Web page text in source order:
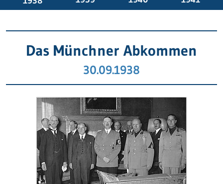
Das Münchner Abkommen
30.09.1938